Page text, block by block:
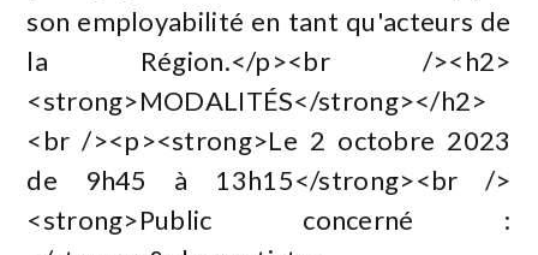
son employabilité en tant qu'acteurs de
la Région.</p><br /><h2>
<strong>MODALITÉS</strong></h2>
<br /><p><strong>Le 2 octobre 2023
de 9h45 à 13h15</strong><br />
<strong>Public concerné :